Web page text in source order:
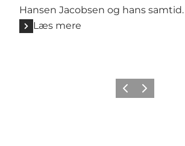
Hansen Jacobsen og hans samtid.
Læs mere
Forrige billede
Næste billede